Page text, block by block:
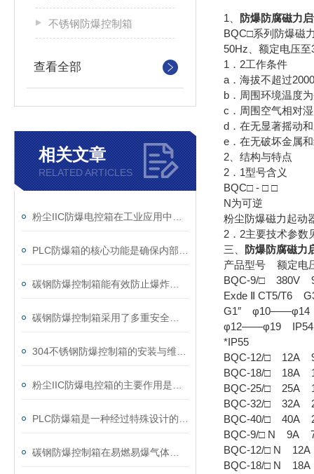
不锈钢防爆控制箱
查看全部
相关文章
RELATED ARTICLES
1、
防爆防腐磁力
BQC□系列防爆磁
50Hz、额定电压
1．2工作条件
a．海拔不超过
b．周围环境温
c．周围空气相对
d．在无显著摇动
e．在无破坏金属
2、结构与特点
2．1型号含义
BQC□ - □ □
N为可逆
粉尘防爆磁力起动
2．2主要技术参数
三、
防爆防腐磁力
产品型号 额定电
BQC-9/□ 380V
Exde Ⅱ CT5/T6
G1″ φ10——φ14
φ12——φ19 IP54
*IP55
BQC-12/□ 12A
BQC-18/□ 18A
BQC-25/□ 25A
BQC-32/□ 32A
BQC-40/□ 40A
BQC-9/□ N
BQC-12/□ N
BQC-18/□ N